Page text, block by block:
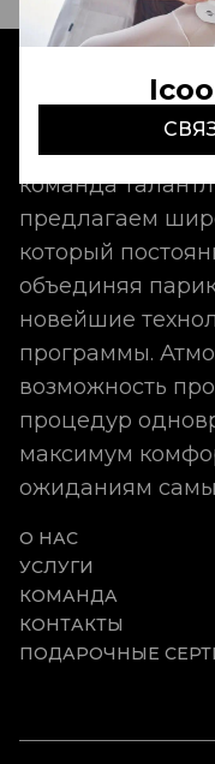
Aldo Coppola
сервис,
команда
предлагаем
который
объединяя
новейшие
программы.
возможность
процедур
максимум
ожиданиям
О НАС
УСЛУГИ
КОМАНДА
КОНТАКТЫ
ПОДАРОЧНЫЕ